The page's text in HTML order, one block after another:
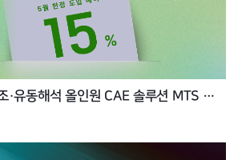
·유동해석 올인원 CAE 솔루션 MTS 할
할인 + 워크스테이션